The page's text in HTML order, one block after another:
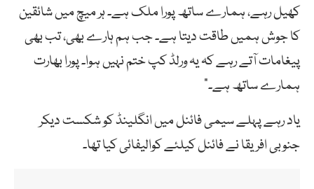
کھیل رہے، ہمارے ساتھ پورا ملک ہے۔ ہر میچ میں شائقین
کا جوش ہمیں طاقت دیتا ہے۔ جب ہم ہارے بھی، تب بھی
پیغامات آتے رہے کہ یہ ورلڈ کپ ختم نہیں ہوا۔ پورا بھارت
ہمارے ساتھ ہے۔”
یاد رہے پہلے سیمی فائنل میں انگلینڈ کو شکست دیکر
جنوبی افریقا نے فائنل کیلئے کوالیفائی کیا تھا۔